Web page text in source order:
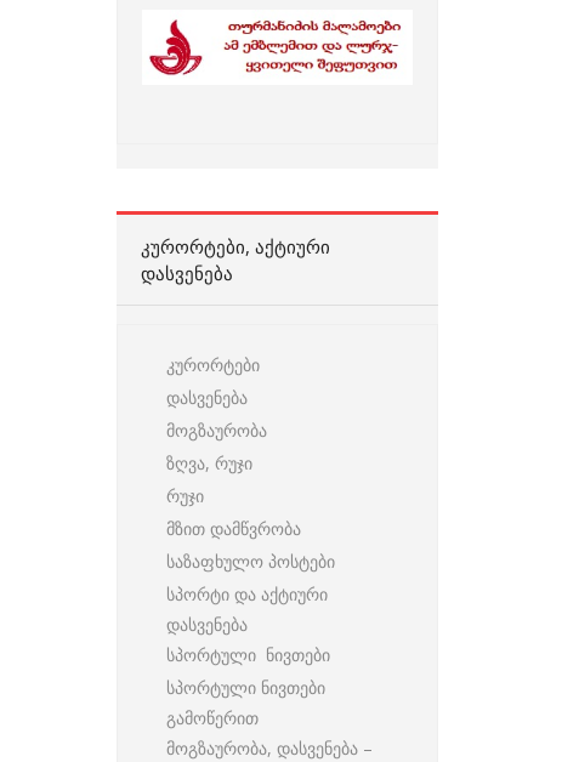
ᲙᲣᲠᲝᲠᲢᲔᲑᲘ, ᲐᲥᲢᲘᲣᲠᲘ
ᲓᲐᲡᲕᲔᲜᲔᲑᲐ
კურორტები
დასვენება
მოგზაურობა
ზღვა, რუჯი
რუჯი
მზით დამწვრობა
საზაფხულო პოსტები
სპორტი და აქტიური
დასვენება
სპორტული ნივთები
სპორტული ნივთები
გამოწერით
მოგზაურობა, დასვენება –